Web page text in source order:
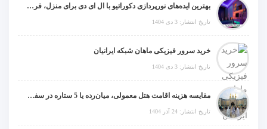
بهترین ایده‌های نورپردازی دکوراتیو با ال ای دی برای منزل، فروشگاه و دفتر کار
تاریخ انتشار: 3 دی 1404
خرید سرور فیزیکی ماهان شبکه ایرانیان
تاریخ انتشار: 3 دی 1404
مقایسه هزینه اقامت هتل معمولی، میان‌رده یا 5 ستاره در سفر زیارتی عراق
تاریخ انتشار: 24 آذر 1404